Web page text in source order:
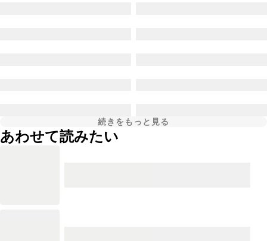
続きをもっと見る
あわせて読みたい